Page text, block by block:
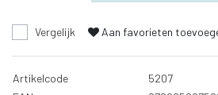
Vergelijk Aan favorieten
Artikelcode
5207